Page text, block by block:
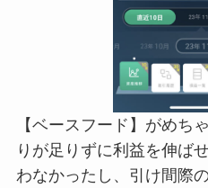
【ベースフード】がめち
りが足りずに利益を伸ば
わなかったし、引け間際